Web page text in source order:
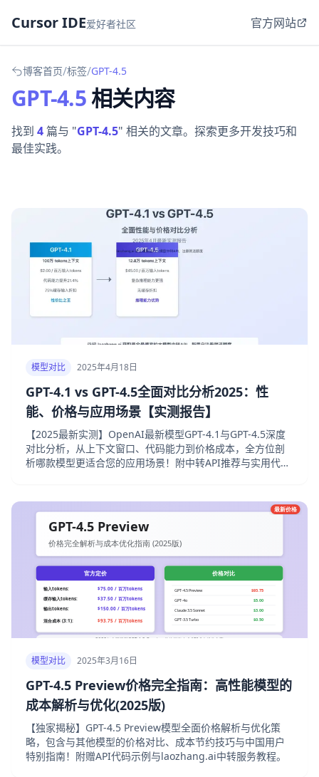
Cursor IDE爱好者社区 官方网站
博客首页/标签/GPT-4.5
GPT-4.5相关内容
找到 4篇与 "GPT-4.5" 相关的文章。探索更多开发技巧和
最佳实践。
模型对比 2025年4月18日
GPT-4.1 vs GPT-4.5全面对比分析2025：性
能、价格与应用场景【实测报告】
【2025最新实测】OpenAI最新模型GPT-4.1与GPT-4.5深度
对比分析，从上下文窗口、代码能力到价格成本，全方位剖
析哪款模型更适合您的应用场景！附中转API推荐与实用代码
模型对比 2025年3月16日
GPT-4.5 Preview价格完全指南：高性能模型的
成本解析与优化(2025版)
【独家揭秘】GPT-4.5 Preview模型全面价格解析与优化策
略，包含与其他模型的价格对比、成本节约技巧与中国用户
特别指南！附赠API代码示例与laozhang.ai中转服务教程。